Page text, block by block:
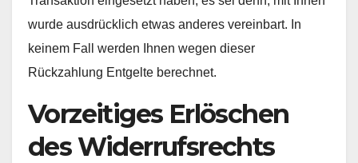
wurde ausdrücklich etwas anderes vereinbart. In
keinem Fall werden Ihnen wegen dieser
Rückzahlung Entgelte berechnet.
Vorzeitiges Erlöschen
des Widerrufsrechts